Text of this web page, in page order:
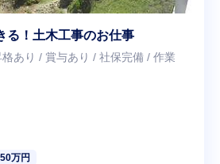
る！土木工事のお仕事
あり / 賞与あり / 社保完備 / 作業
万円